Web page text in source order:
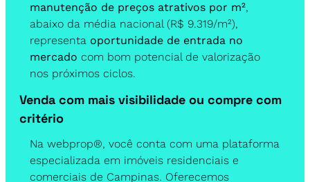
manutenção de preços atrativos por m²,
abaixo da média nacional (R$ 9.319/m²),
representa oportunidade de entrada no
mercado com bom potencial de valorização
nos próximos ciclos.
Venda com mais visibilidade ou compre com
critério
Na webprop®, você conta com uma plataforma
especializada em imóveis residenciais e